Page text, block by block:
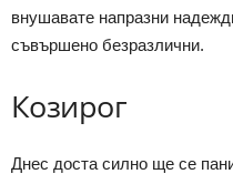
внушавате напразни
съвършено безразлични.
Козирог
Днес доста силно ще се